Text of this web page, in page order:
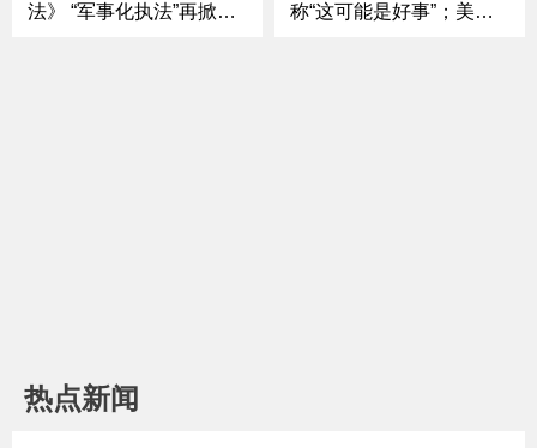
法》 “军事化执法”再掀波
称“这可能是好事”；美军
热点新闻